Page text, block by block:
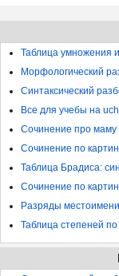
Таблица умножения
Морфологический
Синтаксический
Все для учебы на
Сочинение про маму
Сочинение по
Таблица Брадиса:
Сочинение по
Разряды
Таблица степеней по